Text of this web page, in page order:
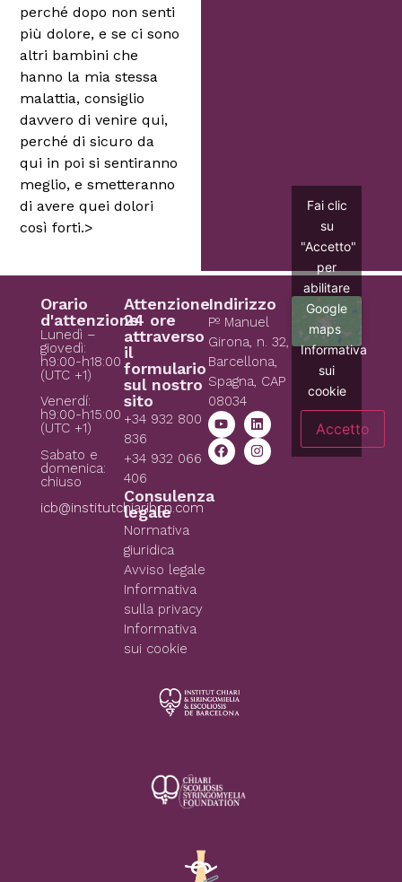
perché dopo non senti
più dolore, e se ci sono
altri bambini che
hanno la mia stessa
malattia, consiglio
davvero di venire qui,
perché di sicuro da
qui in poi si sentiranno
meglio, e smetteranno
di avere quei dolori
così forti.>
Orario
d'attenzione
Lunedì –
giovedì:
h9:00-h18:00
(UTC +1)
Venerdí:
h9:00-h15:00
(UTC +1)
Sabato e
domenica:
chiuso
icb@institutchiaribcn.com
Attenzione
24 ore
attraverso
il
formulario
sul nostro
sito
+34 932 800
836
+34 932 066
406
Consulenza
legale
Normativa
giuridica
Avviso legale
Informativa
sulla privacy
Informativa
sui cookie
Indirizzo
Pº Manuel
Girona, n. 32,
Barcellona,
Spagna, CAP
08034
Fai clic
su
"Accetto"
per
abilitare
Google
maps
Informativa
sui
cookie
Accetto